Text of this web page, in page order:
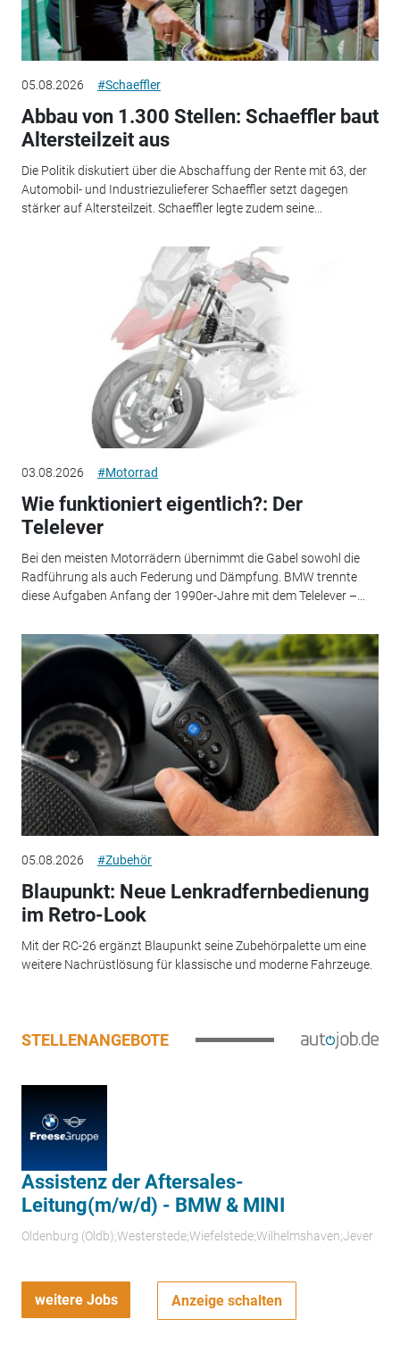
05.08.2026 #Schaeffler
Abbau von 1.300 Stellen: Schaeffler baut
Altersteilzeit aus
Die Politik diskutiert über die Abschaffung der Rente mit 63, der
Automobil- und Industriezulieferer Schaeffler setzt dagegen
stärker auf Altersteilzeit. Schaeffler legte zudem seine...
03.08.2026 #Motorrad
Wie funktioniert eigentlich?: Der
Telelever
Bei den meisten Motorrädern übernimmt die Gabel sowohl die
Radführung als auch Federung und Dämpfung. BMW trennte
diese Aufgaben Anfang der 1990er-Jahre mit dem Telelever –...
05.08.2026 #Zubehör
Blaupunkt: Neue Lenkradfernbedienung
im Retro-Look
Mit der RC-26 ergänzt Blaupunkt seine Zubehörpalette um eine
weitere Nachrüstlösung für klassische und moderne Fahrzeuge.
STELLENANGEBOTE
Assistenz der Aftersales-
Leitung(m/w/d) - BMW & MINI
Oldenburg (Oldb);Westerstede;Wiefelstede;Wilhelmshaven;Jever
weitere Jobs Anzeige schalten